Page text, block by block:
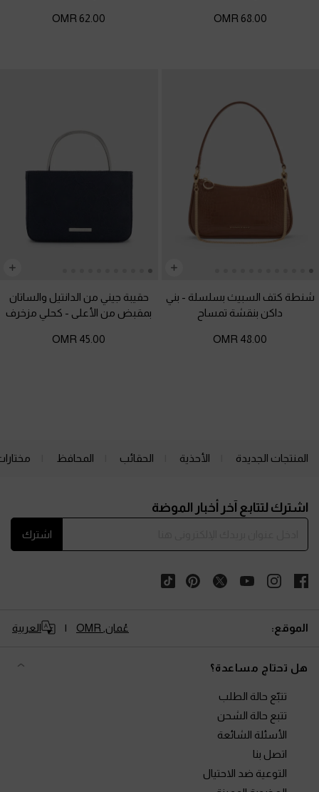
68.00 OMR
62.00 OMR
شنطة كتف السبيث بسلسلة - بني
داكن بنقشة تمساح
48.00 OMR
حقيبة جيني من الدانتيل والساتان
بمقبض من الأعلى - كحلي مزخرف
45.00 OMR
المنتجات الجديدة الأحذية الحقائب المحافظ
اشترك لتتابع آخر أخبار الموضة
اشترك
الموقع: عُمان, OMR العربية
هل تحتاج مساعدة؟
تتبّع حالة الطلب
تتبع حالة الشحن
الأسئلة الشائعة
اتصل بنا
التوعية ضد الاحتيال